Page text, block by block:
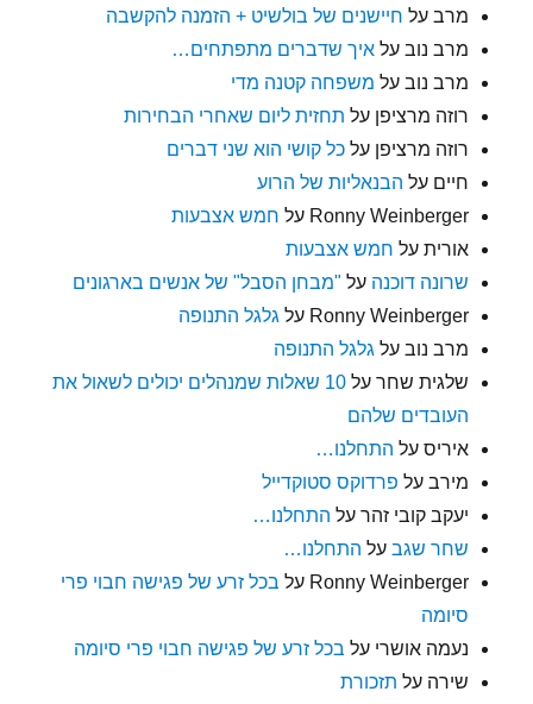
מרב על חיישנים של בולשיט + הזמנה להקשבה
מרב נוב עלאיך שדברים מתפתחים…
מרב נוב על משפחה קטנה מדי
רוזה מרציפן על תחזית ליום שאחרי הבחירות
רוזה מרציפן עלכל קושי הוא שני דברים
חיים על הבנאליות של הרוע
Ronny Weinberger על חמש אצבעות
אורית על חמש אצבעות
שרונה דוכנה על "מבחן הסבל" של אנשים בארגונים
Ronny Weinberger על גלגל התנופה
מרב נוב על גלגל התנופה
שלגית שחר על
10 שאלות שמנהלים יכולים לשאול את
העובדים שלהם
איריס על התחלנו…
מירב על פרדוקס סטוקדייל
יעקב קובי זהר על התחלנו…
שחר שגב על התחלנו…
Ronny Weinberger על בכל זרע של פגישה חבוי פרי
סיומה
נעמה אושרי על בכל זרע של פגישה חבוי פרי סיומה
שירה על תזכורת